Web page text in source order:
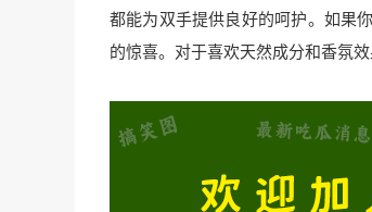
都能为双手提供良好的呵护。如果
的惊喜。对于喜欢天然成分和香氛